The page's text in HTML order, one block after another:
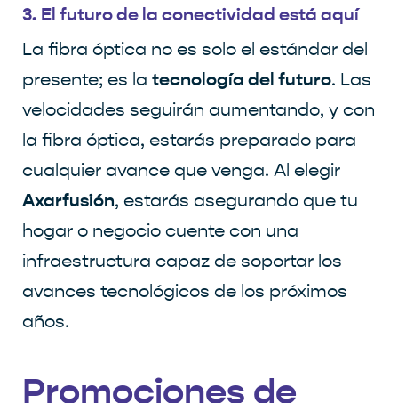
3. El futuro de la conectividad está aquí
La fibra óptica no es solo el estándar del
presente; es la tecnología del futuro. Las
velocidades seguirán aumentando, y con
la fibra óptica, estarás preparado para
cualquier avance que venga. Al elegir
Axarfusión, estarás asegurando que tu
hogar o negocio cuente con una
infraestructura capaz de soportar los
avances tecnológicos de los próximos
años.
Promociones de